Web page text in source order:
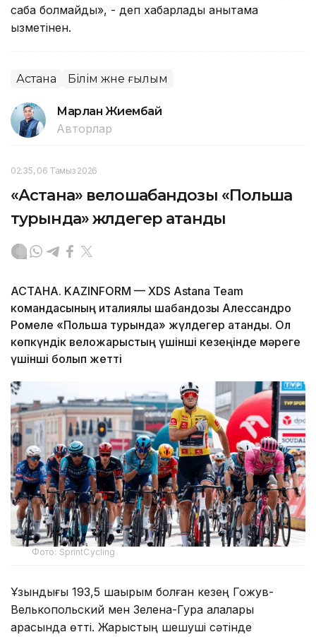
сабақ болмайды», - деп хабарлады анықтама
қызметінен.
Астана Білім және ғылым
Марлан Жиембай
Авторлар
02:35, 06 Тамыз 2026
«Астана» велошабандозы «Польша
турында» жүлдегер атанды
АСТАНА. KAZINFORM — XDS Astana Team
командасының италиялық шабандозы Алессандро
Ромеле «Польша турында» жүлдегер атанды. Ол
көпкүндік веложарыстың үшінші кезеңінде мәреге
үшінші болып жетті
Фото: SprintCycling
Ұзындығы 193,5 шақырым болған кезең Гожув-
Велькопольский мен Зелена-Гура қалалары
арасында өтті. Жарыстың шешуші сәтінде